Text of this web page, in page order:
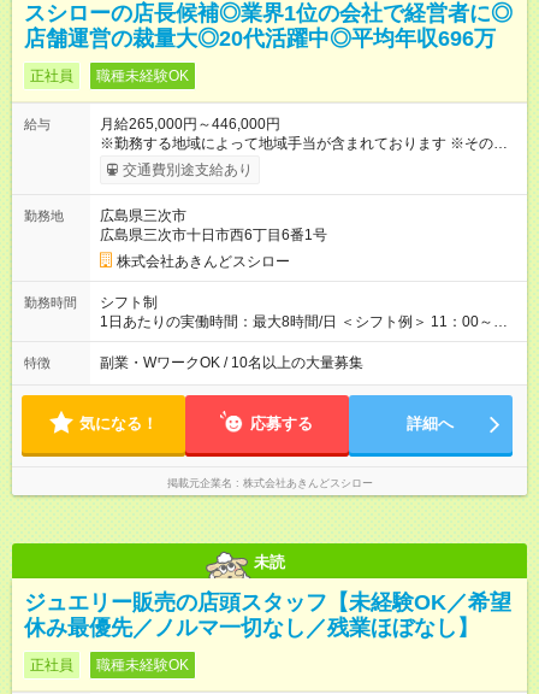
スシローの店長候補◎業界1位の会社で経営者に◎
店舗運営の裁量大◎20代活躍中◎平均年収696万
正社員 職種未経験OK
給与
月給265,000円～446,000円
※勤務する地域によって地域手当が含まれております ※その他ブ
ロック外勤務手当を支給。1分単位での残業代（100％支給）や
年3回の賞与、諸手当も別途支給します。 ＜月給例＞ 【例1】転
合：月給28万円＋残業代・諸手当 ※地域手当2万円が含まれま
す。 【例2】転居可能の「ブロック限定勤務制度」の場合 ブロ
ック外東京23区内勤務の場合：月給29万5000円＋残業代・諸手
当 ※地域手当2万円やブロック外勤務手当1万5000円が含まれま
す。 ＜水準以上の収入を得られる環境！＞ 全社員の平均年収は
603万円（平均月給38万9000円／2025年度実績）で、店長の平
らに自己負担額2万円の寮や各種手当があるため「前職より貯金
できている」と話す社員が多くいます！ 【試用期間】試用期間
あり 試用期間の長さ：3ヶ月 雇用形態、給与は本採用時と同じ
です。
交通費別途支給あり
勤務地
広島県三次市
広島県三次市十日市西6丁目6番1号
株式会社あきんどスシロー
勤務時間
シフト制
1日あたりの実働時間：最大8時間/日 ＜シフト例＞ 11：00～
20：00、12：00～21：00、15：00～24：00 ※1ヶ月単位の変
形労働時間制（週平均実働40時間） ◎残業は月30h程度。1店舗
出勤前にジムに通う社員も多くいま す。繁忙期以外は1日通して
働くことがほぼありません！
特徴 副業・WワークOK / 10名以上の大量募集
気になる！ 応募する 詳細へ
掲載元企業名 株式会社あきんどスシロー
未読
ジュエリー販売の店頭スタッフ【未経験OK／希望
休み最優先／ノルマ一切なし／残業ほぼなし】
正社員 職種未経験OK